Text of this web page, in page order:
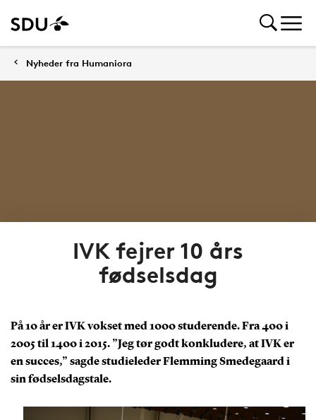
Nyheder fra Humaniora
IVK fejrer 10 års
fødselsdag
På 10 år er IVK vokset med 1000 studerende. Fra 400 i
2005 til 1400 i 2015. ”Jeg tør godt konkludere, at IVK er
en succes,” sagde studieleder Flemming Smedegaard i
sin fødselsdagstale.